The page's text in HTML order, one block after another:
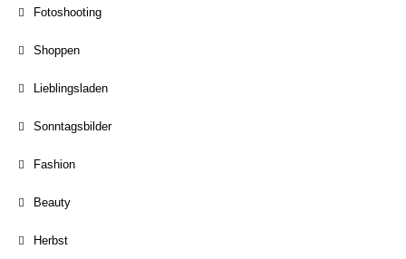
Fotoshooting
Shoppen
Lieblingsladen
Sonntagsbilder
Fashion
Beauty
Herbst